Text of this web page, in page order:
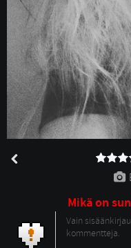
Mikä on
Vain
kommentteja.